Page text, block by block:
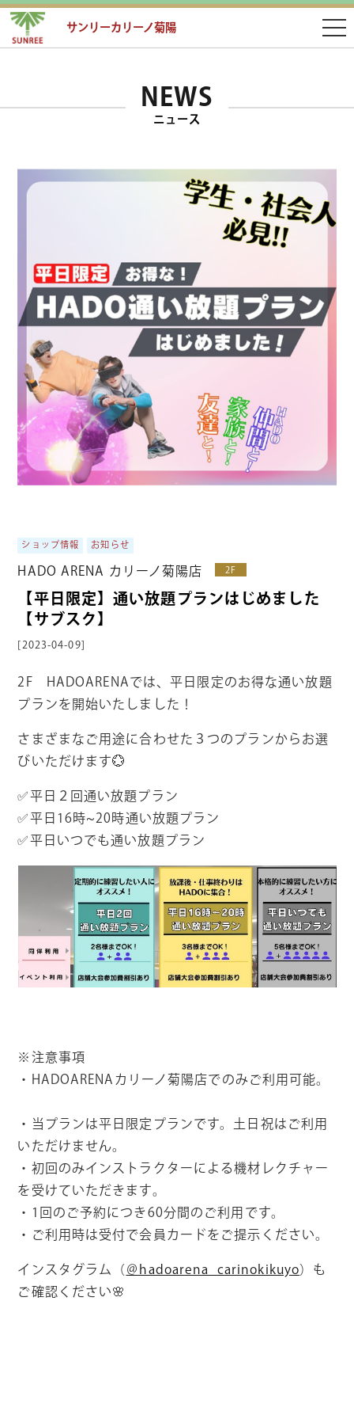
サンリーカリーノ菊陽
NEWS
ニュース
ショップ情報 お知らせ
HADO ARENA カリーノ菊陽店 2F
【平日限定】通い放題プランはじめました
【サブスク】
[2023-04-09]
2F HADOARENAでは、平日限定のお得な通い放題
プランを開始いたしました！
さまざまなご用途に合わせた３つのプランからお選
びいただけます💮
✅平日２回通い放題プラン
✅平日16時~20時通い放題プラン
✅平日いつでも通い放題プラン
※注意事項
・HADOARENAカリーノ菊陽店でのみご利用可能。
・当プランは平日限定プランです。土日祝はご利用
いただけません。
・初回のみインストラクターによる機材レクチャー
を受けていただきます。
・1回のご予約につき60分間のご利用です。
・ご利用時は受付で会員カードをご提示ください。
インスタグラム（＠hadoarena_carinokikuyo）も
ご確認ください🌸